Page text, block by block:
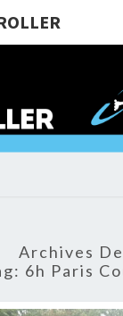
Archives De
6h Paris